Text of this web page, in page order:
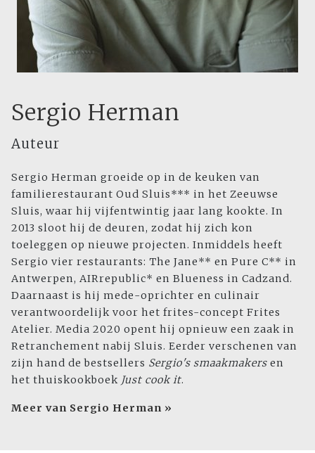
Sergio Herman
Auteur
Sergio Herman groeide op in de keuken van
familierestaurant Oud Sluis*** in het Zeeuwse
Sluis, waar hij vijfentwintig jaar lang kookte. In
2013 sloot hij de deuren, zodat hij zich kon
toeleggen op nieuwe projecten. Inmiddels heeft
Sergio vier restaurants: The Jane** en Pure C** in
Antwerpen, AIRrepublic* en Blueness in Cadzand.
Daarnaast is hij mede-oprichter en culinair
verantwoordelijk voor het frites-concept Frites
Atelier. Media 2020 opent hij opnieuw een zaak in
Retranchement nabij Sluis. Eerder verschenen van
zijn hand de bestsellers Sergio's smaakmakers en
het thuiskookboek Just cook it.
Meer van Sergio Herman »